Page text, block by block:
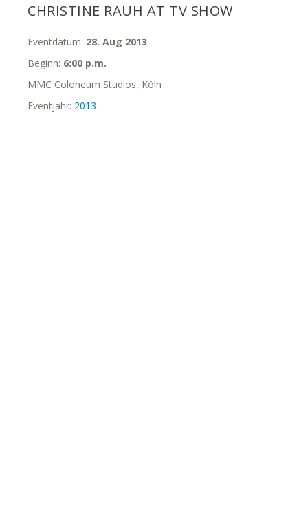
CHRISTINE RAUH AT TV SHOW
Eventdatum: 28. Aug 2013
Beginn: 6:00 p.m.
MMC Coloneum Studios, Köln
Eventjahr: 2013